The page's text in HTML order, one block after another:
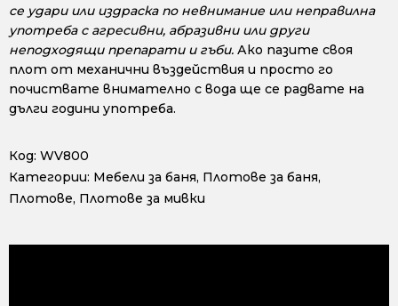
се удари или издраска по невнимание или неправилна
употреба с агресивни, абразивни или други
неподходящи препарати и гъби. Ако пазите своя
плот от механични въздействия и просто го
почиствате внимателно с вода ще се радвате на
дълги години употреба.
Код: WV800
Категории: Мебели за баня, Плотове за баня,
Плотове, Плотове за мивки